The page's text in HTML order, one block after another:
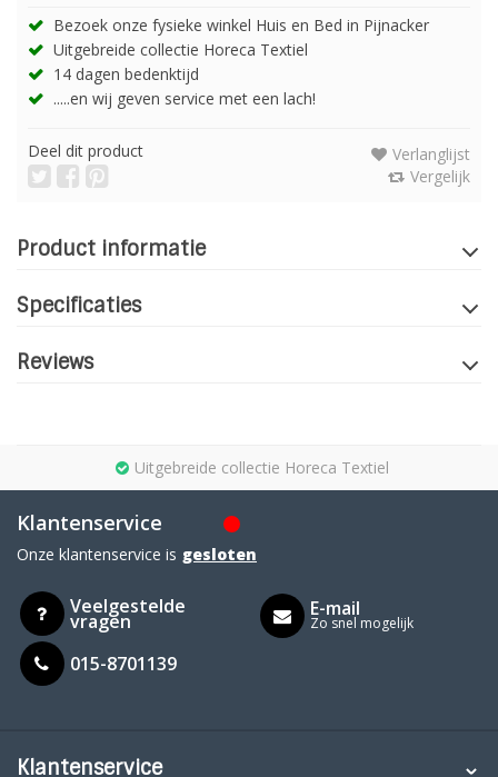
Bezoek onze fysieke winkel Huis en Bed in Pijnacker
Uitgebreide collectie Horeca Textiel
14 dagen bedenktijd
.....en wij geven service met een lach!
Deel dit product
Verlanglijst
Vergelijk
Product informatie
Specificaties
Reviews
Uitgebreide collectie Horeca Textiel
Klantenservice
Onze klantenservice is gesloten
Veelgestelde
vragen
015-8701139
E-mail
Zo snel mogelijk
Klantenservice